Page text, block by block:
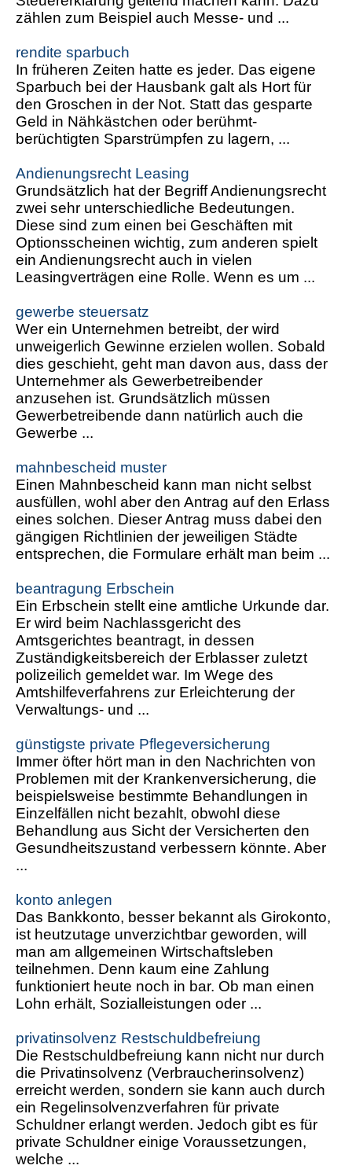
zählen zum Beispiel auch Messe- und ...
rendite sparbuch
In früheren Zeiten hatte es jeder. Das eigene
Sparbuch bei der Hausbank galt als Hort für
den Groschen in der Not. Statt das gesparte
Geld in Nähkästchen oder berühmt-
berüchtigten Sparstrümpfen zu lagern, ...
Andienungsrecht Leasing
Grundsätzlich hat der Begriff Andienungsrecht
zwei sehr unterschiedliche Bedeutungen.
Diese sind zum einen bei Geschäften mit
Optionsscheinen wichtig, zum anderen spielt
ein Andienungsrecht auch in vielen
Leasingverträgen eine Rolle. Wenn es um ...
gewerbe steuersatz
Wer ein Unternehmen betreibt, der wird
unweigerlich Gewinne erzielen wollen. Sobald
dies geschieht, geht man davon aus, dass der
Unternehmer als Gewerbetreibender
anzusehen ist. Grundsätzlich müssen
Gewerbetreibende dann natürlich auch die
Gewerbe ...
mahnbescheid muster
Einen Mahnbescheid kann man nicht selbst
ausfüllen, wohl aber den Antrag auf den Erlass
eines solchen. Dieser Antrag muss dabei den
gängigen Richtlinien der jeweiligen Städte
entsprechen, die Formulare erhält man beim ...
beantragung Erbschein
Ein Erbschein stellt eine amtliche Urkunde dar.
Er wird beim Nachlassgericht des
Amtsgerichtes beantragt, in dessen
Zuständigkeitsbereich der Erblasser zuletzt
polizeilich gemeldet war. Im Wege des
Amtshilfeverfahrens zur Erleichterung der
Verwaltungs- und ...
günstigste private Pflegeversicherung
Immer öfter hört man in den Nachrichten von
Problemen mit der Krankenversicherung, die
beispielsweise bestimmte Behandlungen in
Einzelfällen nicht bezahlt, obwohl diese
Behandlung aus Sicht der Versicherten den
Gesundheitszustand verbessern könnte. Aber
...
konto anlegen
Das Bankkonto, besser bekannt als Girokonto,
ist heutzutage unverzichtbar geworden, will
man am allgemeinen Wirtschaftsleben
teilnehmen. Denn kaum eine Zahlung
funktioniert heute noch in bar. Ob man einen
Lohn erhält, Sozialleistungen oder ...
privatinsolvenz Restschuldbefreiung
Die Restschuldbefreiung kann nicht nur durch
die Privatinsolvenz (Verbraucherinsolvenz)
erreicht werden, sondern sie kann auch durch
ein Regelinsolvenzverfahren für private
Schuldner erlangt werden. Jedoch gibt es für
private Schuldner einige Voraussetzungen,
welche ...